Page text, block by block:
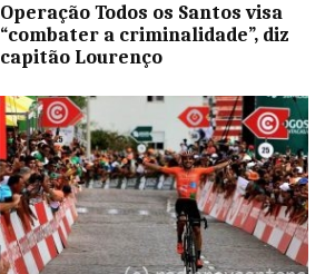
Operação Todos os Santos visa
“combater a criminalidade”, diz
capitão Lourenço